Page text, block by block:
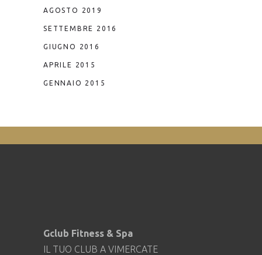
AGOSTO 2019
SETTEMBRE 2016
GIUGNO 2016
APRILE 2015
GENNAIO 2015
Gclub Fitness & Spa
IL TUO CLUB A VIMERCATE